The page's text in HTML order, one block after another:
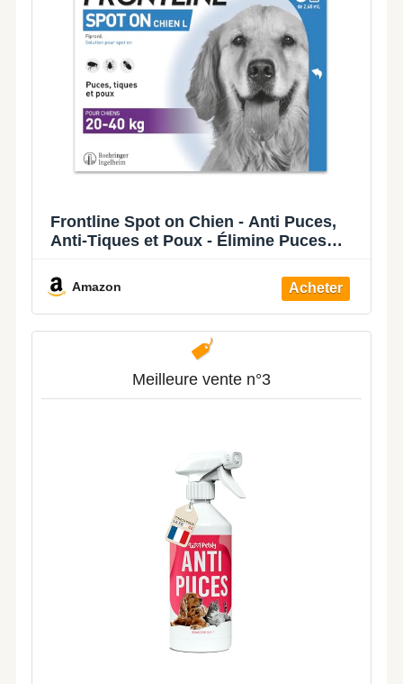
Frontline Spot on Chien - Anti Puces,
Anti-Tiques et Poux - Élimine Puces
Semaines - pour Chien 20 à 40 kg -
Fabriqué en France - 3 Pipettes
Amazon
Meilleure vente n°3